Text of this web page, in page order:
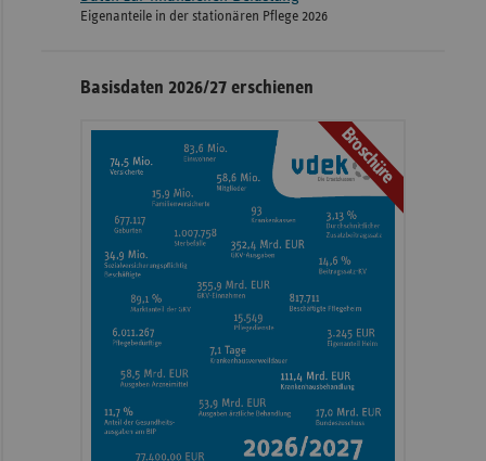
Eigenanteile in der stationären Pflege 2026
Basisdaten 2026/27 erschienen
Broschüre